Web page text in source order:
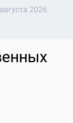
2026